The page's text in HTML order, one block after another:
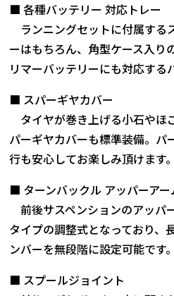
■ 各種バッテリー 対応トレー
ランニングセットに付属する
ーはもちろん、角型ケース入り
リマーバッテリーにも対応する
■ スパーギヤカバー
タイヤが巻き上げる小石やほ
パーギヤカバーも標準装備。パ
行も安心してお楽しみ頂けます。
■ ターンバックル アッパーアー
前後サスペンションのアッパ
タイプの調整式となっており、
ンバーを無段階に設定可能です。
■ スプールジョイント